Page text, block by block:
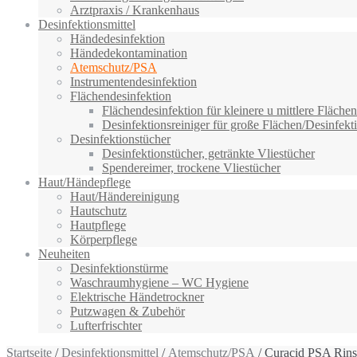
Arztpraxis / Krankenhaus
Desinfektionsmittel
Händedesinfektion
Händedekontamination
Atemschutz/PSA
Instrumentendesinfektion
Flächendesinfektion
Flächendesinfektion für kleinere u mittlere Flächen
Desinfektionsreiniger für große Flächen/
Desinfektionstücher
Desinfektionstücher, getränkte Vliestücher
Spendereimer, trockene Vliestücher
Haut/Händepflege
Haut/Händereinigung
Hautschutz
Hautpflege
Körperpflege
Neuheiten
Desinfektionstürme
Waschraumhygiene – WC Hygiene
Elektrische Händetrockner
Putzwagen & Zubehör
Lufterfrischter
Startseite /Desinfektionsmittel / Atemschutz/PSA / Curacid PSA